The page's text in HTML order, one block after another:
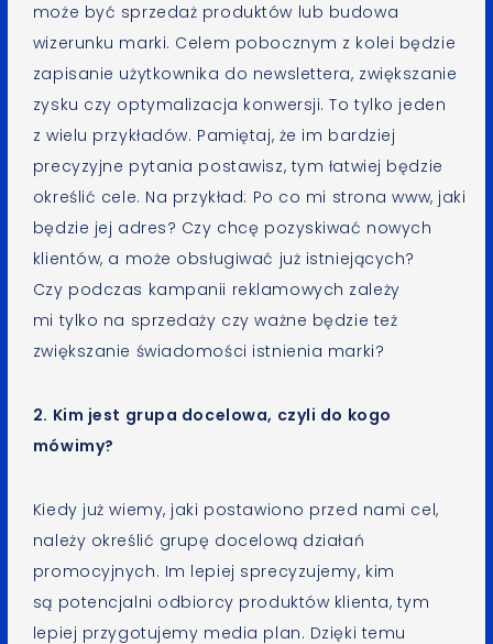
może być sprzedaż produktów lub budowa
wizerunku marki. Celem pobocznym z kolei będzie
zapisanie użytkownika do newslettera, zwiększanie
zysku czy optymalizacja konwersji. To tylko jeden
z wielu przykładów. Pamiętaj, że im bardziej
precyzyjne pytania postawisz, tym łatwiej będzie
określić cele. Na przykład: Po co mi strona www, jaki
będzie jej adres? Czy chcę pozyskiwać nowych
klientów, a może obsługiwać już istniejących?
Czy podczas kampanii reklamowych zależy
mi tylko na sprzedaży czy ważne będzie też
zwiększanie świadomości istnienia marki?
2. Kim jest grupa docelowa, czyli do kogo
mówimy?
Kiedy już wiemy, jaki postawiono przed nami cel,
należy określić grupę docelową działań
promocyjnych. Im lepiej sprecyzujemy, kim
są potencjalni odbiorcy produktów klienta, tym
lepiej przygotujemy media plan. Dzięki temu